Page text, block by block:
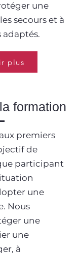
une
secours et à
adaptés.
plus
formation
premiers
de
participant
une
Nous
une
une
à